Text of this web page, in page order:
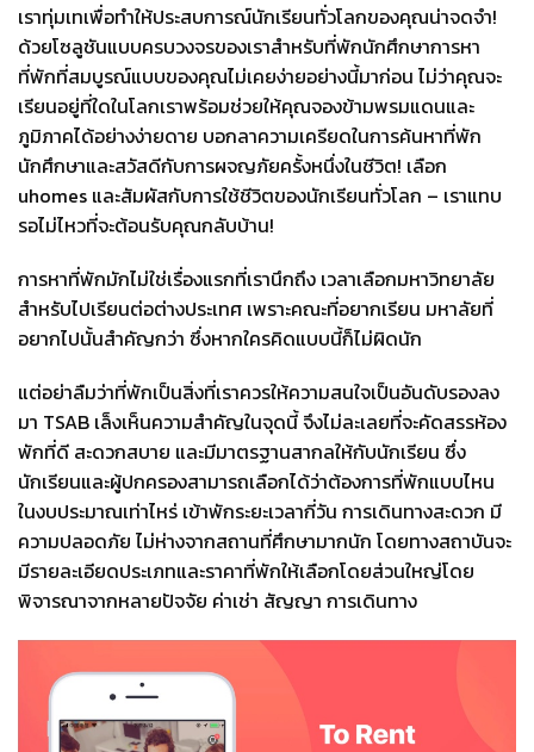
เราทุ่มเทเพื่อทําให้ประสบการณ์นักเรียนทั่วโลกของคุณน่าจดจํา!
ด้วยโซลูชันแบบครบวงจรของเราสําหรับที่พักนักศึกษาการหา
ที่พักที่สมบูรณ์แบบของคุณไม่เคยง่ายอย่างนี้มาก่อน ไม่ว่าคุณจะ
เรียนอยู่ที่ใดในโลกเราพร้อมช่วยให้คุณจองข้ามพรมแดนและ
ภูมิภาคได้อย่างง่ายดาย บอกลาความเครียดในการค้นหาที่พัก
นักศึกษาและสวัสดีกับการผจญภัยครั้งหนึ่งในชีวิต! เลือก
uhomes และสัมผัสกับการใช้ชีวิตของนักเรียนทั่วโลก – เราแทบ
รอไม่ไหวที่จะต้อนรับคุณกลับบ้าน!
การหาที่พักมักไม่ใช่เรื่องแรกที่เรานึกถึง เวลาเลือกมหาวิทยาลัย
สำหรับไปเรียนต่อต่างประเทศ เพราะคณะที่อยากเรียน มหาลัยที่
อยากไปนั้นสำคัญกว่า ซึ่งหากใครคิดแบบนี้ก็ไม่ผิดนัก
แต่อย่าลืมว่าที่พักเป็นสิ่งที่เราควรให้ความสนใจเป็นอันดับรองลง
มา TSAB เล็งเห็นความสำคัญในจุดนี้จึงไม่ละเลยที่จะคัดสรรห้อง
พักที่ดี สะดวกสบาย และมีมาตรฐานสากลให้กับนักเรียน ซึ่ง
นักเรียนและผู้ปกครองสามารถเลือกได้ว่าต้องการที่พักแบบไหน
ในงบประมาณเท่าไหร่ เข้าพักระยะเวลากี่วัน การเดินทางสะดวก มี
ความปลอดภัย ไม่ห่างจากสถานที่ศึกษามากนัก โดยทางสถาบันจะ
มีรายละเอียดประเภทและราคาที่พักให้เลือกโดยส่วนใหญ่โดย
พิจารณาจากหลายปัจจัย ค่าเช่า สัญญา การเดินทาง